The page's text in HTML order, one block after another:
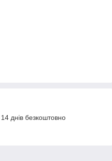
днів безкоштовно